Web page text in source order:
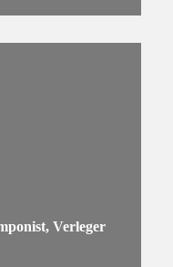
Verleger